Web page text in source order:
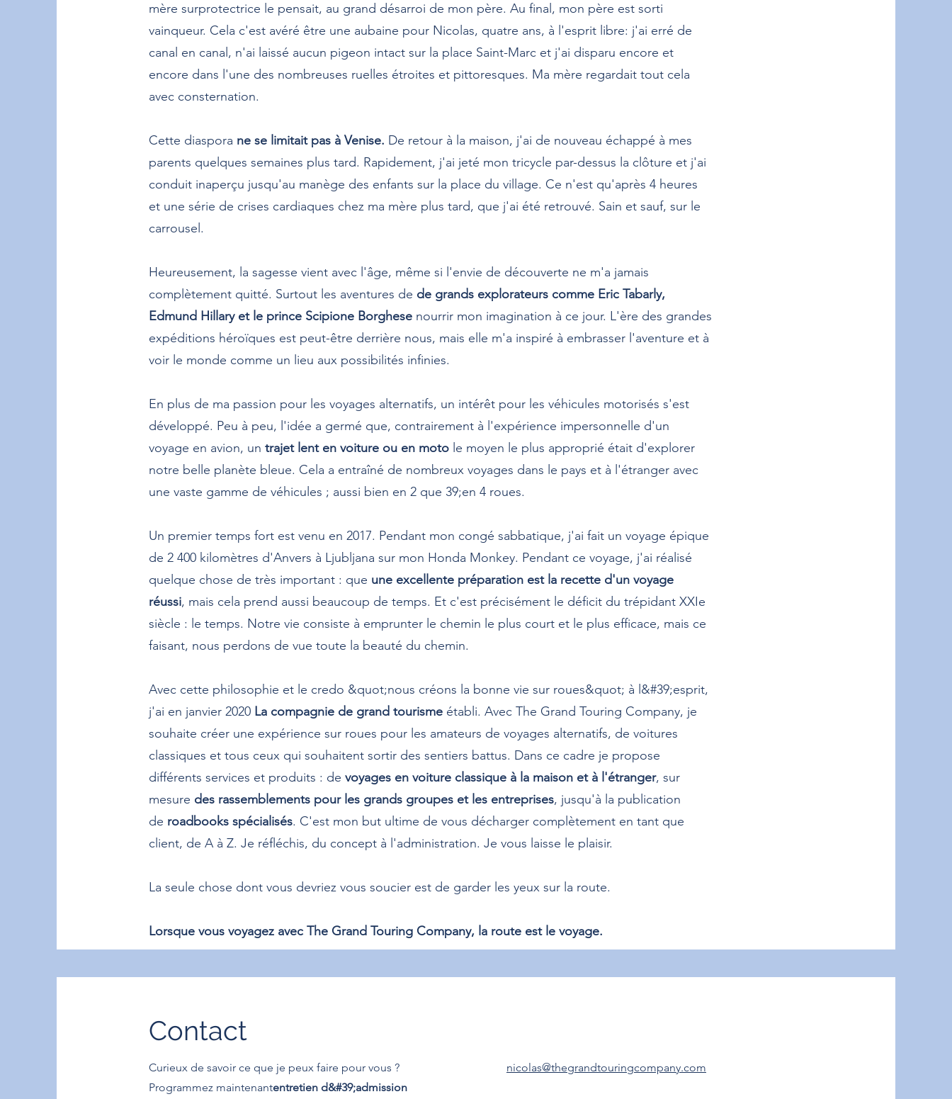
mère surprotectrice le pensait, au grand désarroi de mon père. Au final, mon père est sorti
vainqueur. Cela c'est avéré être une aubaine pour Nicolas, quatre ans, à l'esprit libre: j'ai erré de
canal en canal, n'ai laissé aucun pigeon intact sur la place Saint-Marc et j'ai disparu encore et
encore dans l'une des nombreuses ruelles étroites et pittoresques. Ma mère regardait tout cela
avec consternation.
Cette diaspora ne se limitait pas à Venise. De retour à la maison, j'ai de nouveau échappé à mes
parents quelques semaines plus tard. Rapidement, j'ai jeté mon tricycle par-dessus la clôture et j'ai
conduit inaperçu jusqu'au manège des enfants sur la place du village. Ce n'est qu'après 4 heures
et une série de crises cardiaques chez ma mère plus tard, que j'ai été retrouvé. Sain et sauf, sur le
carrousel.
Heureusement, la sagesse vient avec l'âge, même si l'envie de découverte ne m'a jamais
complètement quitté. Surtout les aventures de de grands explorateurs comme Eric Tabarly,
Edmund Hillary et le prince Scipione Borghese nourrir mon imagination à ce jour. L'ère des grandes
expéditions héroïques est peut-être derrière nous, mais elle m'a inspiré à embrasser l'aventure et à
voir le monde comme un lieu aux possibilités infinies.
En plus de ma passion pour les voyages alternatifs, un intérêt pour les véhicules motorisés s'est
développé. Peu à peu, l'idée a germé que, contrairement à l'expérience impersonnelle d'un
voyage en avion, un trajet lent en voiture ou en moto le moyen le plus approprié était d'explorer
notre belle planète bleue. Cela a entraîné de nombreux voyages dans le pays et à l'étranger avec
une vaste gamme de véhicules ; aussi bien en 2 que 39;en 4 roues.
Un premier temps fort est venu en 2017. Pendant mon congé sabbatique, j'ai fait un voyage épique
de 2 400 kilomètres d'Anvers à Ljubljana sur mon Honda Monkey. Pendant ce voyage, j'ai réalisé
quelque chose de très important : que une excellente préparation est la recette d'un voyage
réussi, mais cela prend aussi beaucoup de temps. Et c'est précisément le déficit du trépidant XXIe
siècle : le temps. Notre vie consiste à emprunter le chemin le plus court et le plus efficace, mais ce
faisant, nous perdons de vue toute la beauté du chemin.
Avec cette philosophie et le credo &quot;nous créons la bonne vie sur roues&quot; à l&#39;esprit,
j'ai en janvier 2020 La compagnie de grand tourisme établi. Avec The Grand Touring Company, je
souhaite créer une expérience sur roues pour les amateurs de voyages alternatifs, de voitures
classiques et tous ceux qui souhaitent sortir des sentiers battus. Dans ce cadre je propose
différents services et produits : de voyages en voiture classique à la maison et à l'étranger, sur
mesure des rassemblements pour les grands groupes et les entreprises, jusqu'à la publication
de roadbooks spécialisés. C'est mon but ultime de vous décharger complètement en tant que
client, de A à Z. Je réfléchis, du concept à l'administration. Je vous laisse le plaisir.
La seule chose dont vous devriez vous soucier est de garder les yeux sur la route.
Lorsque vous voyagez avec The Grand Touring Company, la route est le voyage.
Contact
Curieux de savoir ce que je peux faire pour vous ?
Programmez maintenantentretien d&#39;admission
nicolas@thegrandtouringcompany.com